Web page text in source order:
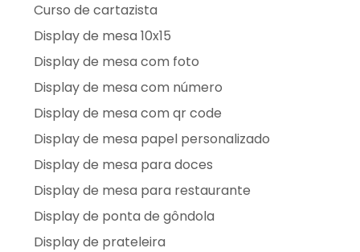
Curso de cartazista
Display de mesa 10x15
Display de mesa com foto
Display de mesa com número
Display de mesa com qr code
Display de mesa papel personalizado
Display de mesa para doces
Display de mesa para restaurante
Display de ponta de gôndola
Display de prateleira